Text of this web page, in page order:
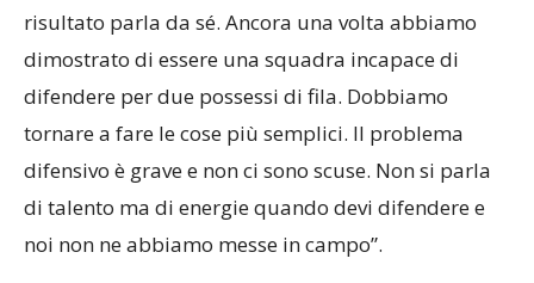
risultato parla da sé. Ancora una volta abbiamo
dimostrato di essere una squadra incapace di
difendere per due possessi di fila. Dobbiamo
tornare a fare le cose più semplici. Il problema
difensivo è grave e non ci sono scuse. Non si parla
di talento ma di energie quando devi difendere e
noi non ne abbiamo messe in campo”.